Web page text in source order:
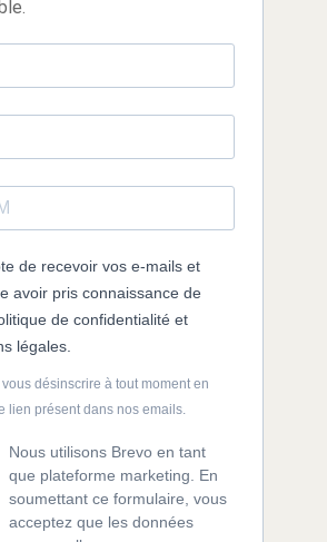
de recevoir vos e-mails et
avoir pris connaissance de
de confidentialité et
légales.
désinscrire à tout moment en
lien présent dans nos emails.
Nous utilisons Brevo en tant
que plateforme marketing. En
soumettant ce formulaire, vous
acceptez que les données